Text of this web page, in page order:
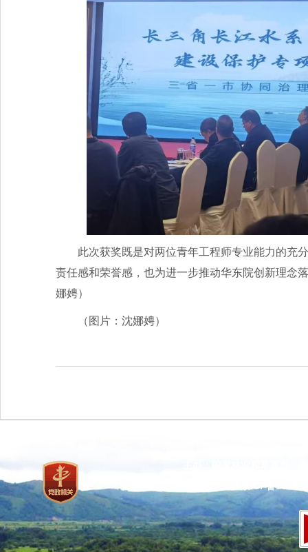
此次获奖既是对两位青年工程师专业能力的充
责任感和荣誉感，也为进一步推动华东院创新理念
娜娉）
（图片：沈娜娉）
京ICP备